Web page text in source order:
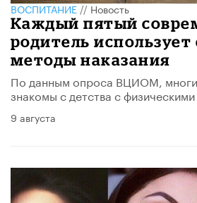
ВОСПИТАНИЕ//Новость
Каждый пятый
родитель
методы наказания
По данным опроса ВЦИОМ,
знакомы с детства с
9 августа